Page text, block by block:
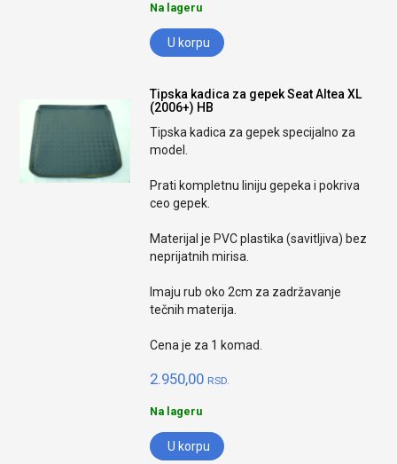
Na lageru
U korpu
Tipska kadica za gepek Seat Altea XL
(2006+) HB
Tipska kadica za gepek specijalno za
model.
Prati kompletnu liniju gepeka i pokriva
ceo gepek.
Materijal je PVC plastika (savitljiva) bez
neprijatnih mirisa.
Imaju rub oko 2cm za zadržavanje
tečnih materija.
Cena je za 1 komad.
2.950,00 RSD.
Na lageru
U korpu